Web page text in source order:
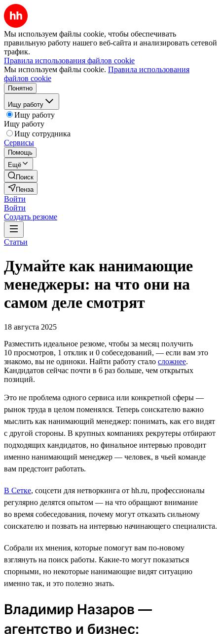
Мы используем файлы cookie, чтобы обеспечивать
правильную работу нашего веб-сайта и анализировать сетевой
трафик.
Правила использования файлов cookie
Мы используем файлы cookie. Правила использования
файлов cookie
Понятно
Ищу работу
Ищу работу
Ищу работу
Ищу сотрудника
Сервисы
Помощь
Ещё
Поиск
Пенза
Войти
Войти
Создать резюме
Статьи
Думайте как нанимающие
менеджеры: на что они на
самом деле смотрят
18 августа 2025
Разместить идеальное резюме, чтобы за месяц получить
10 просмотров, 1 отклик и 0 собеседований, ― если вам это
знакомо, вы не одиноки. Найти работу стало сложнее.
Кандидатов сейчас почти в 6 раз больше, чем открытых
позиций.
Это не проблема одного сервиса или конкретной сферы —
рынок труда в целом поменялся. Теперь соискателю важно
мыслить как нанимающий менеджер: понимать, как его видят
с другой стороны. В крупных компаниях рекрутеры отбирают
подходящих кандидатов, но финальное интервью проводит
именно нанимающий менеджер ― человек, в чьей команде
вам предстоит работать.
В Сетке, соцсети для нетворкинга от hh.ru, профессионалы
регулярно делятся опытом — на что обращают внимание
во время собеседования, почему могут отказать сильному
соискателю и позвать на интервью начинающего специалиста.
Собрали их мнения, которые помогут вам по-новому
взглянуть на поиск работы. Какие-то могут показаться
спорными, но некоторые нанимающие видят ситуацию
именно так, и это полезно знать.
Владимир Назаров —
агентство и бизнес: